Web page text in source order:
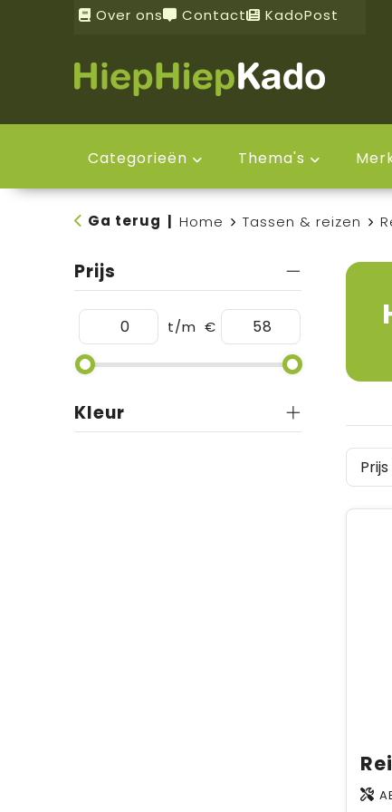
Over ons Contact KadoPost
Categorieën Thema's
Ga terug Home Tassen & reizen
Prijs
t/m €
Kleur